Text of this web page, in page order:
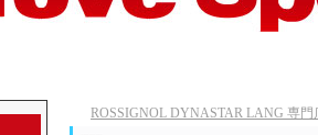
ROSSIGNOL DYNASTAR LANG 専門